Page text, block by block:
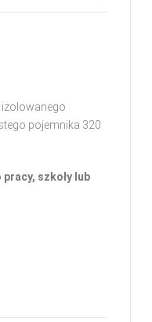
40.47
33.09
izolowanego
pojemnika 320
szkoły lub